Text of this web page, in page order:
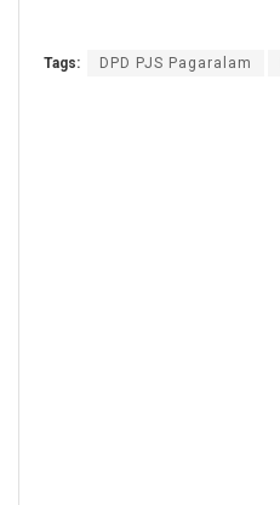
Tags: DPD PJS Pagaralam